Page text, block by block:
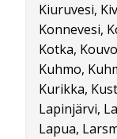
Kiuruvesi,
Konnevesi,
Kotka,
Kuhmo,
Kurikka,
Lapinjärvi,
Lapua,